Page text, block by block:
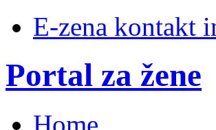
E-zena kontakt
Portal za žene
Home